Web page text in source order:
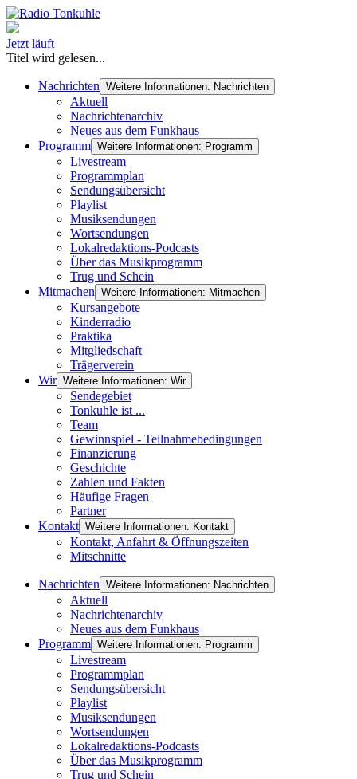
Jetzt läuft
Titel wird gelesen...
Nachrichten Weitere Informationen: Nachrichten
Aktuell
Nachrichtenarchiv
Neues aus dem Funkhaus
Programm Weitere Informationen: Programm
Livestream
Programmplan
Sendungsübersicht
Playlist
Musiksendungen
Wortsendungen
Lokalredaktions-Podcasts
Über das Musikprogramm
Trug und Schein
Mitmachen Weitere Informationen: Mitmachen
Kursangebote
Kinderradio
Praktika
Mitgliedschaft
Trägerverein
Wir Weitere Informationen: Wir
Sendegebiet
Tonkuhle ist ...
Team
Gewinnspiel - Teilnahmebedingungen
Finanzierung
Geschichte
Zahlen und Fakten
Häufige Fragen
Partner
Kontakt Weitere Informationen: Kontakt
Kontakt, Anfahrt & Öffnungszeiten
Mitschnitte
Nachrichten Weitere Informationen: Nachrichten
Aktuell
Nachrichtenarchiv
Neues aus dem Funkhaus
Programm Weitere Informationen: Programm
Livestream
Programmplan
Sendungsübersicht
Playlist
Musiksendungen
Wortsendungen
Lokalredaktions-Podcasts
Über das Musikprogramm
Trug und Schein